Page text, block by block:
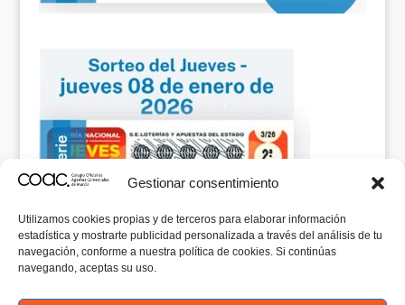
Gestionar consentimiento
Utilizamos cookies propias y de terceros para elaborar información
estadística y mostrarte publicidad personalizada a través del análisis de tu
navegación, conforme a nuestra política de cookies. Si continúas
navegando, aceptas su uso.